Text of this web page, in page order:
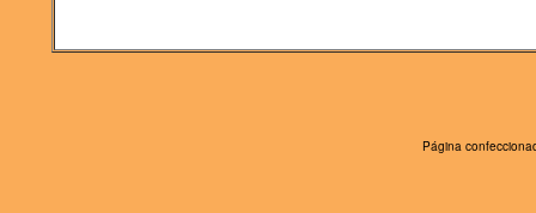
Página